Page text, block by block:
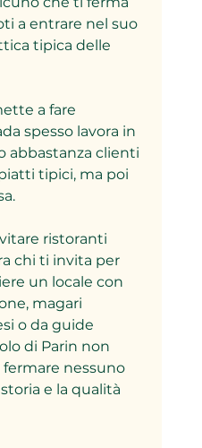
a entrare nel suo
tipica delle
a fare
spesso lavora in
abbastanza clienti
tipici, ma poi
ristoranti
chi ti invita per
un locale con
magari
o da guide
di Parin non
nessuno
e la qualità